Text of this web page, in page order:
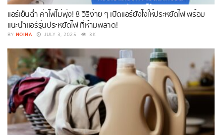
แอร์เย็นฉ่ำ ค่าไฟไม่พุ่ง! 8 วิธีง่าย ๆ เปิดแอร์ยังไงให้ประหยัดไฟ พร้อม
แนะนำแอร์รุ่นประหยัดไฟ ที่ห้ามพลาด!
BY NOINA JULY 3, 2025 3K